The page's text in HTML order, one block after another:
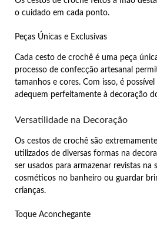
o cuidado em cada ponto.
Peças Únicas e Exclusivas
Cada cesto de crochê é uma peça
processo de confecção artesanal
tamanhos e cores. Com isso, é
adequem perfeitamente à decoração
Versatilidade na Decoração
Os cestos de crochê são
utilizados de diversas formas na
ser usados para armazenar revistas na
cosméticos no banheiro ou guardar
crianças.
Toque Aconchegante